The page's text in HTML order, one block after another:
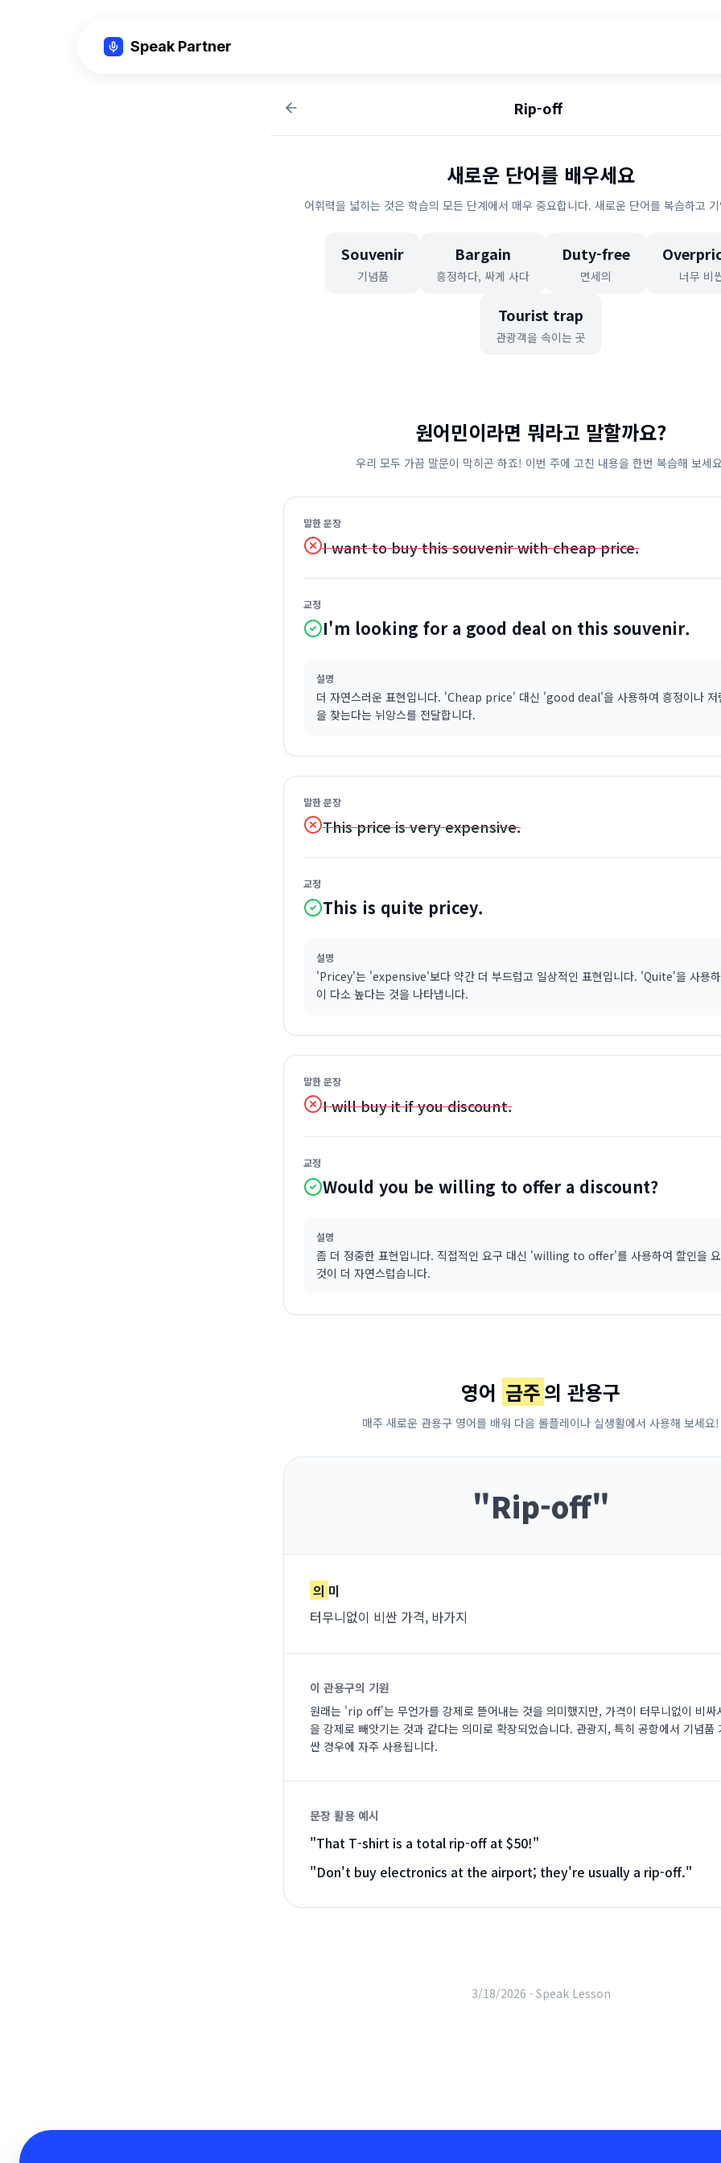
Speak Partner
Rip-off
새로운 단어를 배우세요
어휘력을 넓히는 것은 학습의 모든 단계에서 매우 중요합니다. 새로운 단어를 복습하고
Souvenir
기념품
Bargain
흥정하다, 싸게 사다
Duty-free
면세의 너무 비
Tourist trap
관광객을 속이는 곳
원어민이라면 뭐라고 말할까요?
우리 모두 가끔 말문이 막히곤 하죠! 이번 주에 고친 내용을 한번 복습해 보세
말한 문장
I want to buy this souvenir with cheap price.
교정
I'm looking for a good deal on this souvenir.
설명
더 자연스러운 표현입니다. 'Cheap price' 대신 'good deal'을 사용하여 흥정이나 저
을 찾는다는 뉘앙스를 전달합니다.
말한 문장
This price is very expensive.
교정
This is quite pricey.
설명
'Pricey'는 'expensive'보다 약간 더 부드럽고 일상적인 표현입니다. 'Quite'을 사용
이 다소 높다는 것을 나타냅니다.
말한 문장
I will buy it if you discount.
교정
Would you be willing to offer a discount?
설명
좀 더 정중한 표현입니다. 직접적인 요구 대신 'willing to offer'를 사용하여 할인을
것이 더 자연스럽습니다.
영어 금주의 관용구
매주 새로운 관용구 영어를 배워 다음 롤플레이나 실생활에서 사용해 보세요!
"Rip-off"
의 미
터무니없이 비싼 가격, 바가지
이 관용구의 기원
원래는 'rip off'는 무언가를 강제로 뜯어내는 것을 의미했지만, 가격이 터무니없이 비싸
을 강제로 빼앗기는 것과 같다는 의미로 확장되었습니다. 관광지, 특히 공항에서 기념품
싼 경우에 자주 사용됩니다.
문장 활용 예시
"That T-shirt is a total rip-off at $50!"
"Don't buy electronics at the airport; they're usually a rip-off."
3/18/2026 · Speak Lesson